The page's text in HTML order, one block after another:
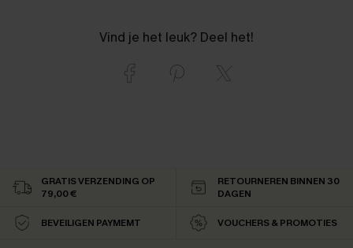
Vind je het leuk? Deel het!
GRATIS VERZENDING OP
79,00 €
RETOURNEREN BINNEN 30
DAGEN
BEVEILIGEN PAYMEMT VOUCHERS & PROMOTIES